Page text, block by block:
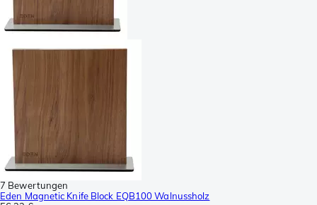
7 Bewertungen
Eden Magnetic Knife Block EQB100 Walnussholz